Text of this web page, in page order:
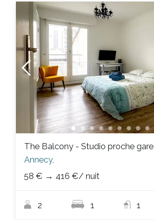
The Balcony - Studio proche gare
Annecy,
58 € → 416 €/ nuit
2 1 1